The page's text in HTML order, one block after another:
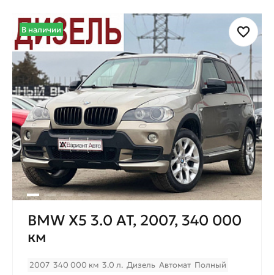
В наличии
BMW X5 3.0 AT, 2007, 340 000
км
2007 340 000 км 3.0 л. Дизель Автомат Полный